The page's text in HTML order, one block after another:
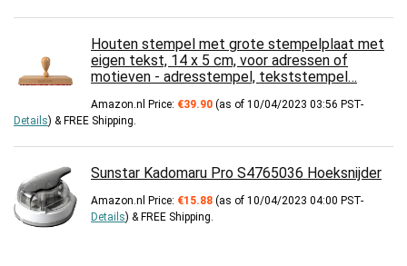
Houten stempel met grote stempelplaat met
eigen tekst, 14 x 5 cm, voor adressen of
motieven - adresstempel, tekststempel…
Amazon.nl Price: €39.90 (as of 10/04/2023 03:56 PST-
Details) & FREE Shipping.
Sunstar Kadomaru Pro S4765036 Hoeksnijder
Amazon.nl Price: €15.88 (as of 10/04/2023 04:00 PST-
Details) & FREE Shipping.